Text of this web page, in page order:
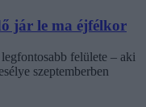
jár le ma éjfélkor
felülete – aki
szeptemberben